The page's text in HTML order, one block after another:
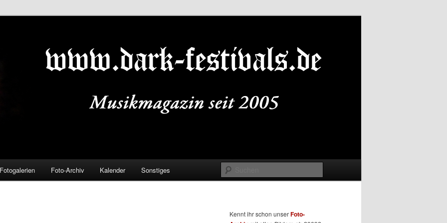
Fotogalerien Foto-Archiv Kalender Sonstiges
Kennt ihr schon unserFoto-